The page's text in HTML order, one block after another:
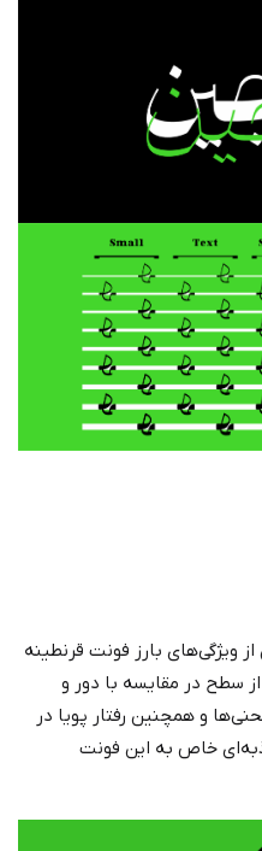
ویژگی‌های بارز فونت قرنطینه
سطح در مقایسه با دور و
و همچنین رفتار پویا در
خاص به این فونت